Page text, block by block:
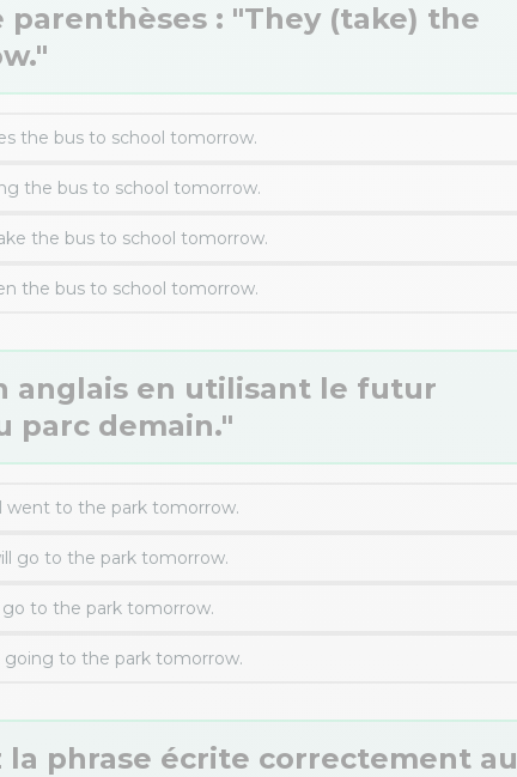
: "They (take) the
the bus to school tomorrow.
the bus to school tomorrow.
the bus to school tomorrow.
the bus to school tomorrow.
anglais en utilisant le futur
parc demain."
went to the park tomorrow.
go to the park tomorrow.
to the park tomorrow.
going to the park tomorrow.
la phrase écrite correctement au